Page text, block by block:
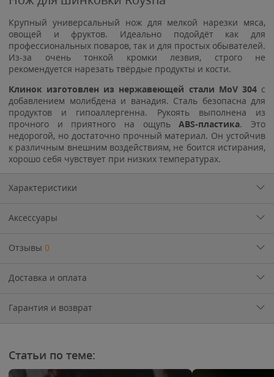
Крупный универсальный нож для мелкой нарезки мяса,
овощей и фруктов. Идеально подойдёт как для
профессиональных поваров, так и для простых обывателей.
Из-за очень тонкой кромки лезвия, строго не
рекомендуется нарезать твёрдые продукты и кости.
Клинок изготовлен из нержавеющей стали MoV 304с
добавлением молибдена и ванадия. Сталь безопасна для
продуктов и гипоаллергенна. Рукоять выполнена из
прочного и приятного на ощупьABS-пластика. Это
недорогой, но достаточно прочный материал. Он устойчив
к различным внешним воздействиям, не боится истирания,
хорошо себя чувствует при низких температурах.
Характеристики
Аксессуары
Отзывы 0
Доставка и оплата
Гарантия и возврат
Статьи по теме: